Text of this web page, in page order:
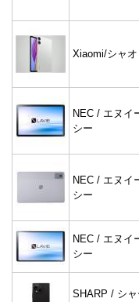
Xiaomi/シャ
NEC / エヌイ
シー
NEC / エヌイ
シー
NEC / エヌイ
シー
SHARP / シ